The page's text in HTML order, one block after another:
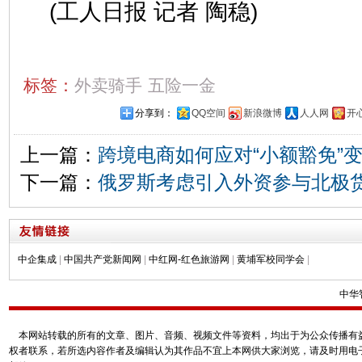
(工人日报 记者 陶稳)
标签： 外卖骑手 五险一金
分享到： QQ空间 新浪微博 人人网 开
上一篇： 跨境电商如何应对“小额豁免”
下一篇： 俄罗斯考虑引入外资参与北极
中企集成 中国共产党新闻网 中红网-红色旅游网 黄埔军校同学会
中华
本网站转载的所有的文章、图片、音频、视频文件等资料，均出于为公众传播
权者联系，若所选内容作者及编辑认为其作品不宜上本网供大家浏览，请及时用